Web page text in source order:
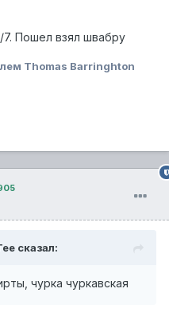
7. Пошел взял швабру
Thomas Barringhton
сказал:
чурка чуркавская